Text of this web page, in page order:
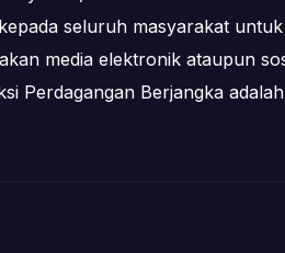
seluruh masyarakat
media elektronik ataupun
Perdagangan Berjangka